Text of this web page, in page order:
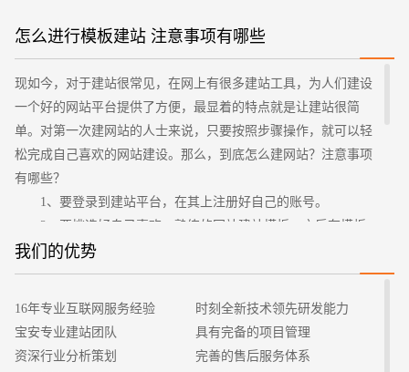
怎么进行模板建站 注意事项有哪些
现如今，对于建站很常见，在网上有很多建站工具，为人们建设
一个好的网站平台提供了方便，最显着的特点就是让建站很简
单。对第一次建网站的人士来说，只要按照步骤操作，就可以轻
松完成自己喜欢的网站建设。那么，到底怎么建网站？注意事项
有哪些？
1、要登录到建站平台，在其上注册好自己的账号。
2、要挑选好自己喜欢、熟练的网站建站模板，之后在模板
基础上进行网站制作，而此时还需要根据行业进行网站分类，之
后再进行选择，因此必须找到最适合自己的一个网站建设方式。
我们的优势
16年专业互联网服务经验
宝安专业建站团队
资深行业分析策划
时刻全新技术领先研发能力
具有完备的项目管理
完善的售后服务体系
您的预算